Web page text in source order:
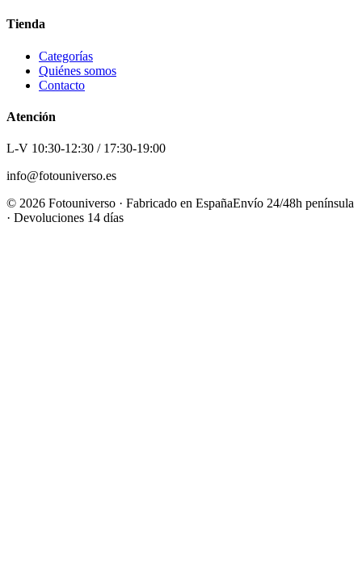
Tienda
Categorías
Quiénes somos
Contacto
Atención
L-V 10:30-12:30 / 17:30-19:00
info@fotouniverso.es
© 2026 Fotouniverso · Fabricado en EspañaEnvío 24/48h península
· Devoluciones 14 días